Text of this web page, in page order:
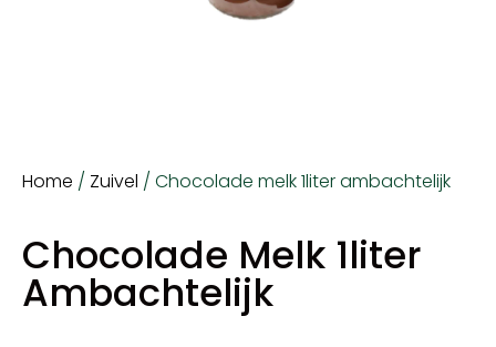
Home / Zuivel / Chocolade melk 1liter ambachtelijk
Chocolade Melk 1liter
Ambachtelijk